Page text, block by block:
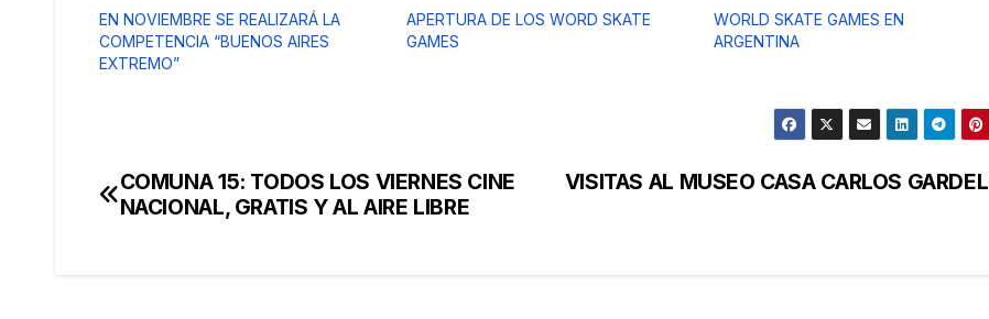
EN NOVIEMBRE SE REALIZARÁ LA
COMPETENCIA “BUENOS AIRES
EXTREMO”
APERTURA DE LOS WORD SKATE
GAMES
WORLD SKATE GAMES EN
ARGENTINA
Navegación
VISITAS AL MUSEO CASA CARLOS GARDEL
COMUNA 15: TODOS LOS VIERNES CINE
NACIONAL, GRATIS Y AL AIRE LIBRE